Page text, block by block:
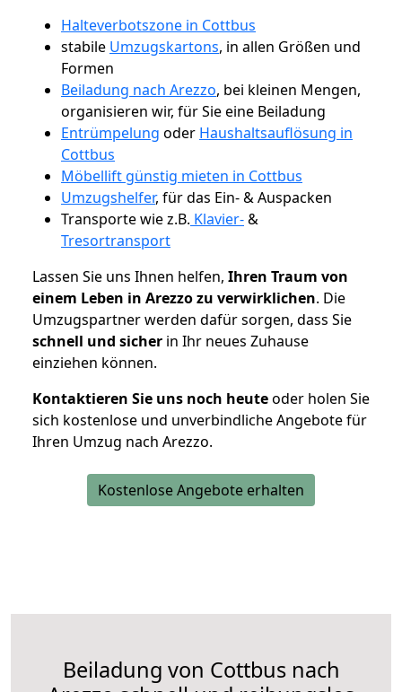
Halteverbotszone in Cottbus
stabile Umzugskartons, in allen Größen und
Formen
Beiladung nach Arezzo, bei kleinen Mengen,
organisieren wir, für Sie eine Beiladung
Entrümpelung oder Haushaltsauflösung in
Cottbus
Möbellift günstig mieten in Cottbus
Umzugshelfer, für das Ein- & Auspacken
Transporte wie z.B. Klavier-&
Tresortransport
Lassen Sie uns Ihnen helfen, Ihren Traum von
einem Leben in Arezzo zu verwirklichen. Die
Umzugspartner werden dafür sorgen, dass Sie
schnell und sicher in Ihr neues Zuhause
einziehen können.
Kontaktieren Sie uns noch heuteoder holen Sie
sich kostenlose und unverbindliche Angebote für
Ihren Umzug nach Arezzo.
Kostenlose Angebote erhalten
Beiladung von Cottbus nach